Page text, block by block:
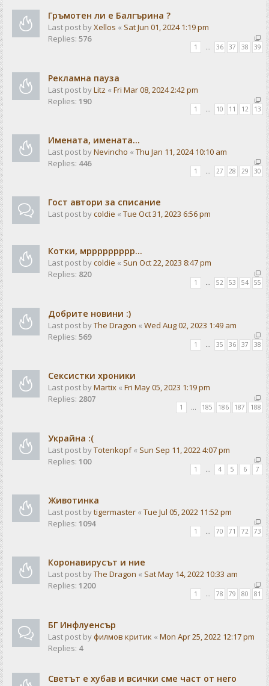
Гръмотен ли е Балгърина ?
Last post byXellos « Sat Jun 01, 2024 1:19 pm
Replies: 576
1 36 37 38 39
Рекламна пауза
Last post byLitz « Fri Mar 08, 2024 2:42 pm
Replies: 190
1 … 10 11 12 13
Имената, имената...
Last post byNevincho « Thu Jan 11, 2024 10:10 am
Replies: 446
1 … 27 28 29 30
Гост автори за списание
Last post bycoldie « Tue Oct 31, 2023 6:56 pm
Котки, мррррррррр...
Last post bycoldie « Sun Oct 22, 2023 8:47 pm
Replies: 820
1 52 53 54 55
Добрите новини :)
Last post byThe Dragon « Wed Aug 02, 2023 1:49 am
Replies: 569
1 … 35 36 37 38
Сексистки хроники
Last post byMartix « Fri May 05, 2023 1:19 pm
Replies: 2807
1 185 186 187 188
Украйна :(
Last post byTotenkopf« Sun Sep 11, 2022 4:07 pm
Replies: 100
1 … 4 5 6 7
Животинка
Last post bytigermaster « Tue Jul 05, 2022 11:52 pm
Replies: 1094
1 … 70 71 72 73
Коронавирусът и ние
Last post byThe Dragon « Sat May 14, 2022 10:33 am
Replies: 1200
1 78 79 80 81
БГ Инфлуенсър
Last post byфилмов критик « Mon Apr 25, 2022 12:17 pm
Replies: 4
Светът е хубав и всички сме част от него